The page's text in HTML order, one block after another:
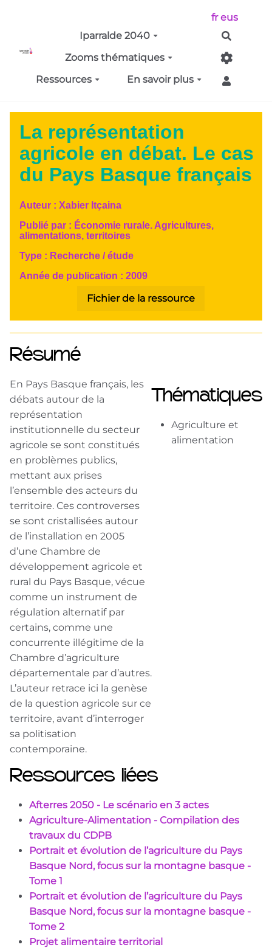
Iparralde 2040
Zooms thématiques
Ressources
En savoir plus
fr eus
La représentation
agricole en débat. Le cas
du Pays Basque français
Auteur : Xabier Itçaina
Publié par : Économie rurale. Agricultures,
alimentations, territoires
Type : Recherche / étude
Année de publication : 2009
Fichier de la ressource
Résumé
En Pays Basque français, les
débats autour de la
représentation
institutionnelle du secteur
agricole se sont constitués
en problèmes publics,
mettant aux prises
l’ensemble des acteurs du
territoire. Ces controverses
se sont cristallisées autour
de l’installation en 2005
d’une Chambre de
développement agricole et
rural du Pays Basque, vécue
comme un instrument de
régulation alternatif par
certains, comme une
concurrente illégitime de la
Chambre d’agriculture
départementale par d’autres.
L’auteur retrace ici la genèse
de la question agricole sur ce
territoire, avant d’interroger
sa politisation
contemporaine.
Thématiques
Agriculture et
alimentation
Ressources liées
Afterres 2050 - Le scénario en 3 actes
Agriculture-Alimentation - Compilation des
travaux du CDPB
Portrait et évolution de l’agriculture du Pays
Basque Nord, focus sur la montagne basque -
Tome 1
Portrait et évolution de l’agriculture du Pays
Basque Nord, focus sur la montagne basque -
Tome 2
Projet alimentaire territorial